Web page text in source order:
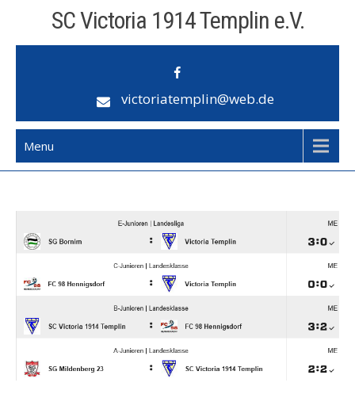
content
SC Victoria 1914 Templin e.V.
victoriatemplin@web.de
Menu